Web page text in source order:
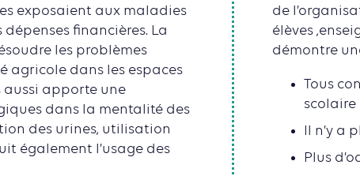
exposaient aux maladies
financières. La
les problèmes
agricole dans les espaces
aussi apporte une
dans la mentalité des
des urines, utilisation
également l’usage des
de
élèves
démontre
Tous
scolaire
Il n’y a
Plus